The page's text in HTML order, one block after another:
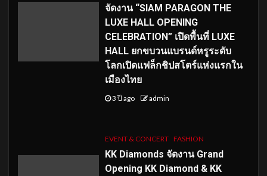
จัดงาน “SIAM PARAGON THE
LUXE HALL OPENING
CELEBRATION” เปิดพื้นที่ LUXE
HALL ยกขบวนแบรนด์หรูระดับ
โลกเปิดแฟล็กชิปสโตร์แห่งแรกใน
เมืองไทย
3 ปี ago admin
EVENT & CONCERT FASHION
KK Diamonds จัดงาน Grand
Opening KK Diamond & KK